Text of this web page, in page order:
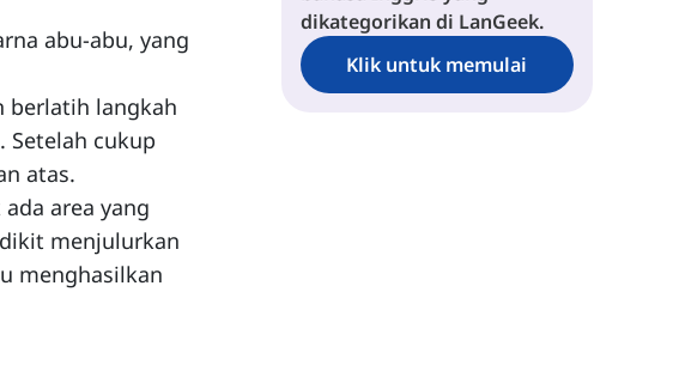
abu-abu, yang
berlatih langkah
Setelah cukup
atas.
area yang
menjulurkan
menghasilkan
dikategorikan di LanGeek.
Klik untuk memulai